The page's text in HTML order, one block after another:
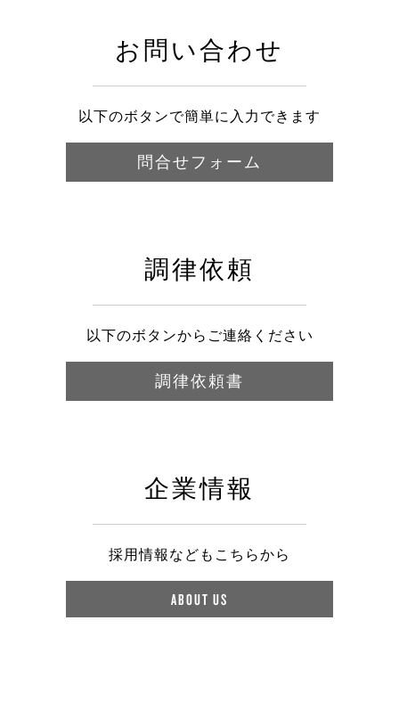
お問い合わせ
以下のボタンで簡単に入力できます
問合せフォーム
調律依頼
以下のボタンからご連絡ください
調律依頼書
企業情報
採用情報などもこちらから
ABOUT US